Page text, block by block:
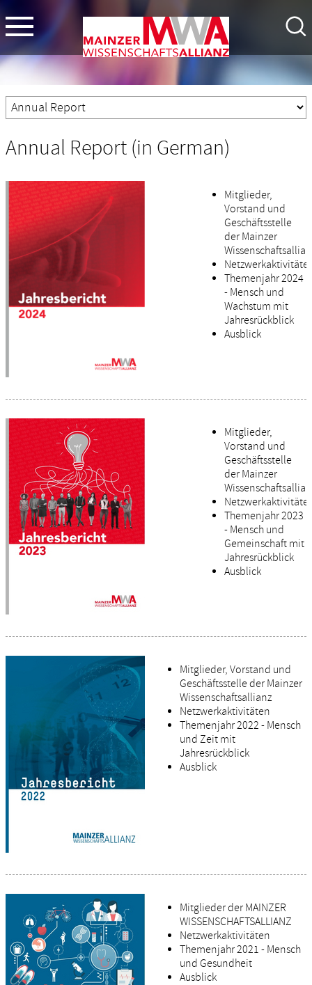
Annual Report (in German)
Mitglieder,
Vorstand und
Geschäftsstelle
der Mainzer
Themenjahr 2024
- Mensch und
Wachstum mit
Jahresrückblick
Ausblick
Mitglieder,
Vorstand und
Geschäftsstelle
der Mainzer
Themenjahr 2023
- Mensch und
Gemeinschaft mit
Jahresrückblick
Ausblick
Mitglieder, Vorstand und
Geschäftsstelle der Mainzer
Wissenschaftsallianz
Netzwerkaktivitäten
Themenjahr 2022 - Mensch
und Zeit mit
Jahresrückblick
Ausblick
Mitglieder der MAINZER
WISSENSCHAFTSALLIANZ
Netzwerkaktivitäten
Themenjahr 2021 - Mensch
und Gesundheit
Ausblick